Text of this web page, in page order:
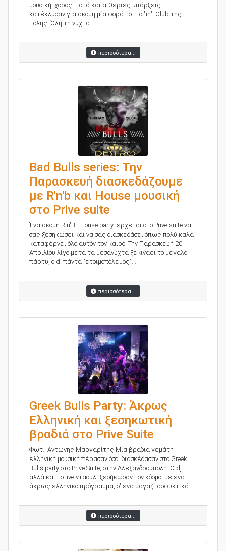
μουσική, χορός, ποτά και αιθέριες υπάρξεις
κατέκλύσαν για ακόμη μία φορά το πιο "in" Club της
πόλης. Όλη τη νύχτα...
περισσότερα...
Bad Bulls series: Την
Παρασκευή διασκεδάζουμε
με R'n'b και House μουσική
στο Prive suite
Ένα ακόμη R'n'B - House party έρχεται στο Prive suite να
σας ξεσηκώσει και να σας διασκεδάσει όπως πολύ καλά
καταφέρνει όλο αυτόν τον καιρό! Την Παρασκευή 20
Απριλίου λίγο μετά τα μεσάνυχτα ξεκινάει το μεγάλο
πάρτυ, ο dj πάντα "ετοιμοπόλεμος"...
περισσότερα...
Greek Bulls Party: Άκρως
Ελληνική και ξεσηκωτική
βραδιά στο Prive Suite
Φωτ.: Αντώνης Μαργαρίτης Μία βραδιά γεμάτη
ελληνική μουσική πέρασαν όσοι διασκέδασαν στο Greek
Bulls party στο Prive Suite, στην Αλεξανδρούπολη. O dj
αλλά και το live νταούλι ξεσήκωσαν τον κόσμο, με ένα
άκρως ελληνικό πρόγραμμα, σ' ένα μαγαζί ασφυκτικά...
περισσότερα...